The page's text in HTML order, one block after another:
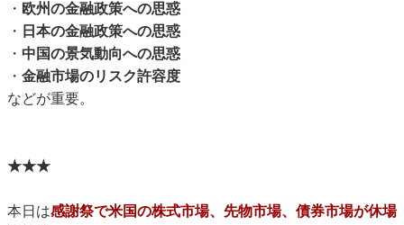
・ 欧州の金融政策への思惑
・ 日本の金融政策への思惑
・ 中国の景気動向への思惑
・ 金融市場のリスク許容度
などが重要。
★★★
本日は感謝祭で米国の株式市場、先物市場、債券市場が休場